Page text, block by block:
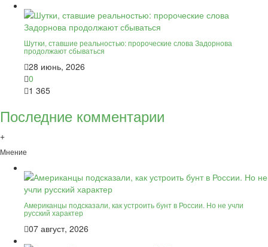
Шутки, ставшие реальностью: пророческие слова Задорнова
продолжают сбываться
28 июнь, 2026
0
1 365
Последние комментарии
+
Мнение
Американцы подсказали, как устроить бунт в России. Но не учли
русский характер
07 август, 2026